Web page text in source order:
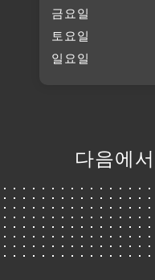
금요일
토요일
일요일
다음에